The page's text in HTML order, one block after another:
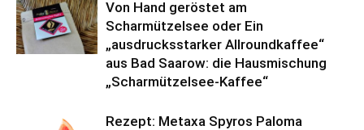
Von Hand geröstet am
Scharmützelsee oder Ein
„ausdrucksstarker Allroundkaffee“
aus Bad Saarow: die Hausmischung
„Scharmützelsee-Kaffee“
Rezept: Metaxa Spyros Paloma